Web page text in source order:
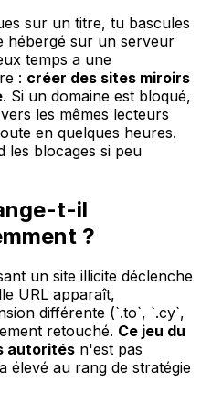
sur un titre, tu bascules
hébergé sur un serveur
temps a une
: créer des sites miroirs
. Si un domaine est bloqué,
les mêmes lecteurs
en quelques heures.
les blocages si peu
t-il
?
un site illicite déclenche
URL apparaît,
différente (`.to`, `.cy`,
retouché. Ce jeu du
autorités n'est pas
élevé au rang de stratégie